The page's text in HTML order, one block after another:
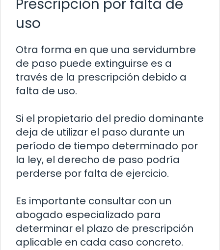
Prescripción por falta de
uso
Otra forma en que una servidumbre
de paso puede extinguirse es a
través de la prescripción debido a
falta de uso.
Si el propietario del predio dominante
deja de utilizar el paso durante un
período de tiempo determinado por
la ley, el derecho de paso podría
perderse por falta de ejercicio.
Es importante consultar con un
abogado especializado para
determinar el plazo de prescripción
aplicable en cada caso concreto.